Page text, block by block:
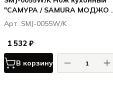
"САМУРА / SAMURA МОДЖО /
MOJO" для хлеба 194 мм,
корроз.-стойкая сталь,
полипропилен бел.
Арт. SMJ-0055W/K
1 532 ₽
В корзину